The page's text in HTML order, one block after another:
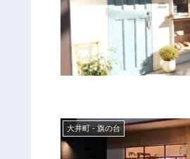
大井町 - 旗の台